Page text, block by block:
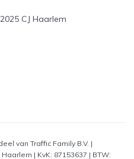
CJ Haarlem
van Traffic Family B.V. |
| KvK: 87153637 | BTW: